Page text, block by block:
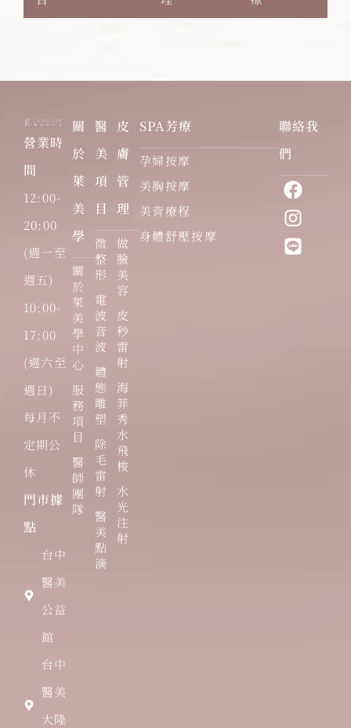
營業時
間
12:00-
20:00
(週一至
週五)
10:00-
17:00
(週六至
週日)
每月不
定期公
休
門市據
點
台中
醫美
公益
館
台中
醫美
大隆
關
於
萊
美
學
關
於
萊
美
學
中
心
服
務
項
目
醫
師
團
隊
醫
美
項
目
微
整
形
電
波
音
波
體
態
雕
塑
除
毛
雷
射
醫
美
點
滴
皮
膚
管
理
做
臉
美
容
皮
秒
雷
射
海
菲
秀
水
飛
梭
水
光
注
射
SPA芳療
孕婦按摩
美胸按摩
美背療程
身體舒壓按摩
聯絡我
們